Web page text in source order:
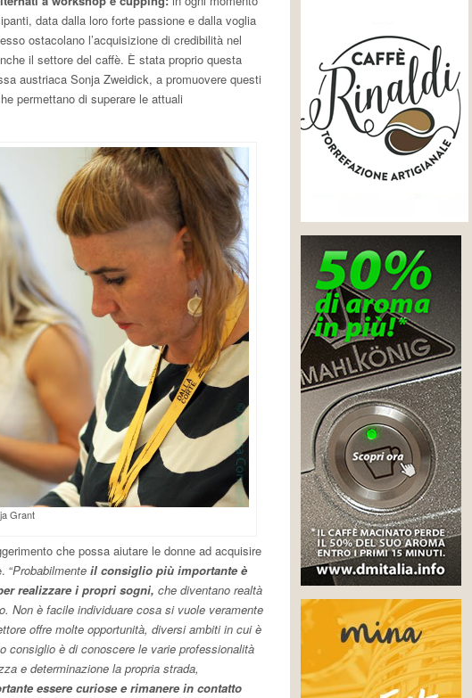
data dalla loro forte passione e dalla voglia
ostacolano l’acquisizione di credibilità nel
il settore del caffè. È stata proprio questa
austriaca Sonja Zweidick, a promuovere questi
permettano di superare le attuali
Grant
che possa aiutare le donne ad acquisire
“Probabilmente il consiglio più importante è
realizzare i propri sogni, che diventano realtà
Non è facile individuare cosa si vuole veramente
offre molte opportunità, diversi ambiti in cui è
consiglio è di conoscere le varie professionalità
e determinazione la propria strada,
essere curiose e rimanere in contatto